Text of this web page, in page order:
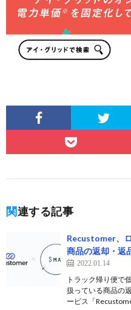
関連する記事
Recustomer、
商品の返却・返
2022.01.14
トラック帰り便で
扱っている商品の
ービス「